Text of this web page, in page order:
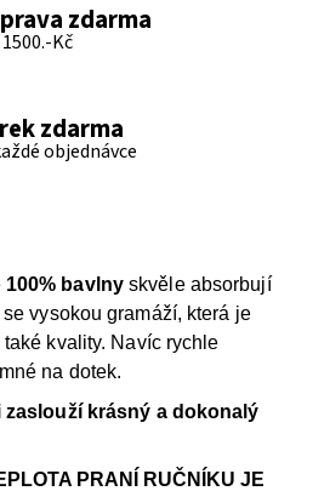
zdarma
Kč
zdarma
objednávce
100% bavlnyskvěle absorbují
vysokou gramáží, která je
kvality. Navíc rychle
na dotek.
zaslouží krásný a dokonalý
PRANÍ RUČNÍKU JE